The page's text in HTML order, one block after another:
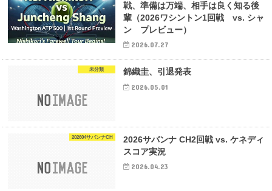
戦、準備は万端、相手は良く知る後
輩（2026ワシントン1回戦 vs. シャ
ン プレビュー）
2026.07.27
未分類 錦織圭、引退発表
2026.05.01
202604サバンナCH
2026サバンナ CH2回戦 vs. ケネディ
スコア実況
2026.04.23